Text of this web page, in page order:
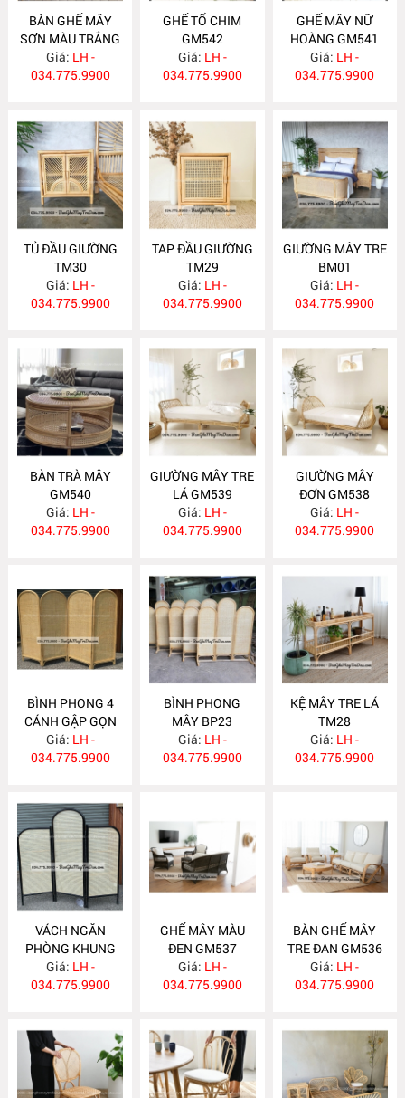
BÀN GHẾ MÂY
SƠN MÀU TRẮNG
GM543
Giá: LH -
034.775.9900
GHẾ TỔ CHIM
GM542
Giá: LH -
034.775.9900
GHẾ MÂY NỮ
HOÀNG GM541
Giá: LH -
034.775.9900
TỦ ĐẦU GIƯỜNG
TM30
Giá: LH -
034.775.9900
TAP ĐẦU GIƯỜNG
TM29
Giá: LH -
034.775.9900
GIƯỜNG MÂY TRE
BM01
Giá: LH -
034.775.9900
BÀN TRÀ MÂY
GM540
Giá: LH -
034.775.9900
GIƯỜNG MÂY TRE
LÁ GM539
Giá: LH -
034.775.9900
GIƯỜNG MÂY
ĐƠN GM538
Giá: LH -
034.775.9900
BÌNH PHONG 4
CÁNH GẬP GỌN
BP24
Giá: LH -
034.775.9900
BÌNH PHONG
MÂY BP23
Giá: LH -
034.775.9900
KỆ MÂY TRE LÁ
TM28
Giá: LH -
034.775.9900
VÁCH NGĂN
PHÒNG KHUNG
SƠN ĐEN BP22
Giá: LH -
034.775.9900
GHẾ MÂY MÀU
ĐEN GM537
Giá: LH -
034.775.9900
BÀN GHẾ MÂY
TRE ĐAN GM536
Giá: LH -
034.775.9900